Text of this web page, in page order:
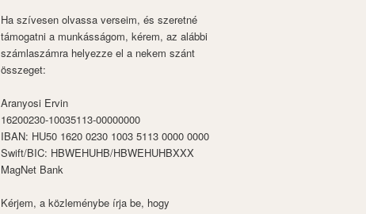
Ha szívesen olvassa verseim, és szeretné
támogatni a munkásságom, kérem, az alábbi
számlaszámra helyezze el a nekem szánt
összeget:
Aranyosi Ervin
16200230-10035113-00000000
IBAN: HU50 1620 0230 1003 5113 0000 0000
Swift/BIC: HBWEHUHB/HBWEHUHBXXX
MagNet Bank
Kérjem, a közleménybe írja be, hogy